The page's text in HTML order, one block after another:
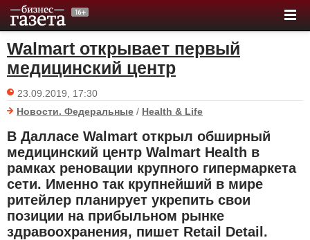
Walmart открывает первый
медицинский центр
23.09.2019, 17:30
Новости. Федеральные / Health & Life
В Далласе Walmart открыл обширный
медицинский центр Walmart Health в
рамках реновации крупного гипермаркета
сети. Именно так крупнейший в мире
ритейлер планирует укрепить свои
позиции на прибыльном рынке
здравоохранения, пишет Retail Detail.